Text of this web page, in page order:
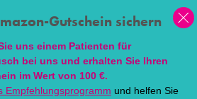
Gutschein sichern
uns einem Patienten für
bei uns und erhalten Sie Ihren
im Wert von 100 €.
Empfehlungsprogramm und helfen Sie